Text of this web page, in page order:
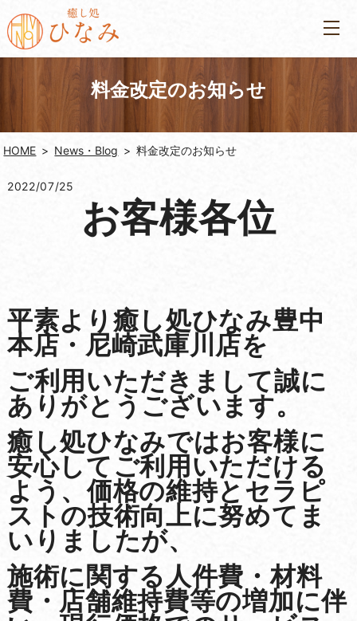
料金改定のお知らせ
HOME News・Blog 料金改定のお知らせ
2022/07/25
お客様各位
平素より癒し処ひなみ豊中
本店・尼崎武庫川店を
ご利用いただきまして誠に
ありがとうございます。
癒し処ひなみではお客様に
安心してご利用いただける
よう、価格の維持とセラピ
ストの技術向上に努めてま
いりましたが、
施術に関する人件費・材料
費・店舗維持費等の増加に伴